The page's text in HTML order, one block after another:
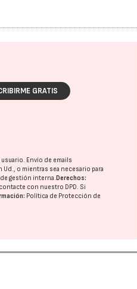
GRATIS
Envío de emails
o mientras sea necesario para
gestión interna. Derechos:
contacte con nuestro DPD. Si
Política de Protección de